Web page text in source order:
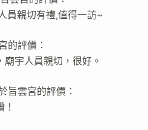
員親切有禮,值得一訪~
的評價：
宇人員親切，很好。
雲宮的評價：